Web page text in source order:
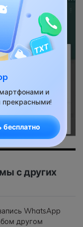
с других
WhatsApp
другом
и
прекрасными!
бесплатно